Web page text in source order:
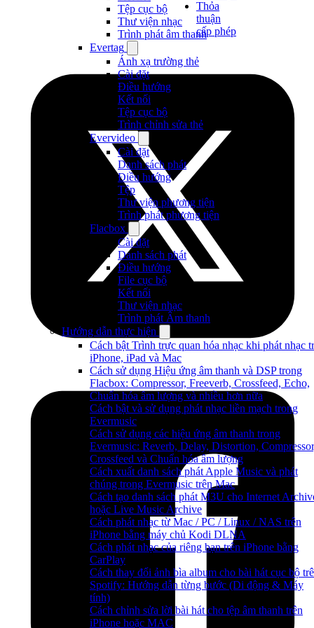
Tệp cục bộ
Thư viện nhạc
Trình phát âm thanh
Evertag
Ánh xạ trường thẻ
Cài đặt
Điều hướng
Kết nối
Tệp cục bộ
Trình chỉnh sửa thẻ
Evervideo
Cài đặt
Danh sách phát
Điều hướng
Tệp
Thư viện phương tiện
Trình phát phương tiện
Flacbox
Cài đặt
Danh sách phát
Điều hướng
File cục bộ
Kết nối
Thư viện nhạc
Trình phát Âm thanh
Hướng dẫn thực hiện
Cách bật Trình trực quan hóa nhạc khi phát nhạc
iPhone, iPad và Mac
Cách sử dụng Hiệu ứng âm thanh và DSP trong
Flacbox: Compressor, Freeverb, Crossfeed, Echo,
Chuẩn hóa âm lượng và nhiều hơn nữa
Cách bật và sử dụng phát nhạc liền mạch trong
Evermusic
Cách sử dụng các hiệu ứng âm thanh trong
Evermusic: Reverb, Delay, Distortion,
Crossfeed và Chuẩn hóa âm lượng
Cách xuất danh sách phát Apple Music và phát
chúng trong Evermusic trên Mac
Cách tạo danh sách phát M3U cho Internet
hoặc Live Music Archive
Cách phát nhạc từ Mac / PC / Linux / NAS trên
iPhone bằng máy chủ Kodi DLNA
Cách phát nhạc của riêng bạn trên iPhone bằng
CarPlay
Cách thay đổi ảnh bìa album cho bài hát cục bộ
Spotify: Hướng dẫn từng bước (Di động & Máy
tính)
Cách chỉnh sửa lời bài hát cho tệp âm thanh trên
iPhone hoặc MAC
Thỏa
thuận
cấp phép